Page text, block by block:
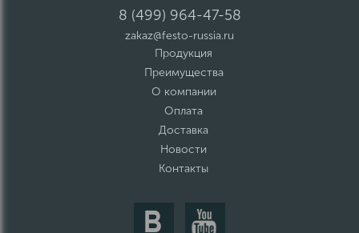
8 (499) 964-47-58
zakaz@festo-russia.ru
Продукция
Преимущества
О компании
Оплата
Доставка
Новости
Контакты